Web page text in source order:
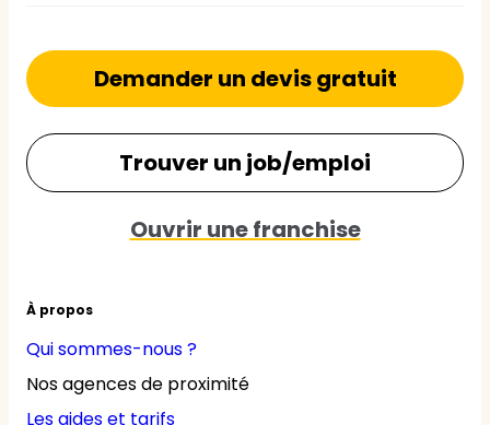
À propos
Qui sommes-nous ?
Nos agences de proximité
Les aides et tarifs
Demander un devis gratuit
Trouver un job/emploi
Ouvrir une franchise